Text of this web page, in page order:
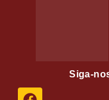
Siga-